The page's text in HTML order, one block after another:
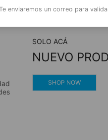
enviaremos un correo para
Experiencia de
SOLO ACÁ
NUEVO
SHOP NOW